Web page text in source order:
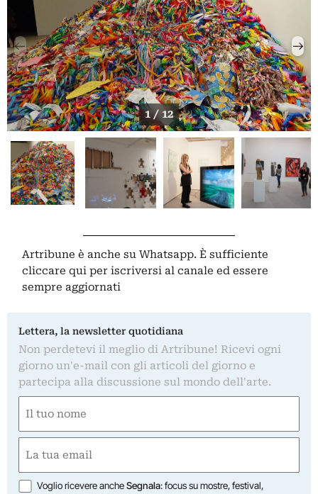
1 / 12
Artribune è anche su Whatsapp. È sufficiente
cliccare qui per iscriversi al canale ed essere
sempre aggiornati
Lettera, la newsletter quotidiana
Non perdetevi il meglio di Artribune! Ricevi ogni
giorno un'e-mail con gli articoli del giorno e
partecipa alla discussione sul mondo dell'arte.
(Required)
First
(Required)
Opzioni
Voglio ricevere ancheSegnala: focus su mostre, festival,